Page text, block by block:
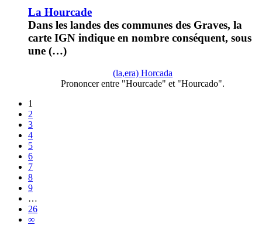
La Hourcade
Dans les landes des communes des Graves, la
carte IGN indique en nombre conséquent, sous
une (…)
(la,era) Horcada
Prononcer entre "Hourcade" et "Hourcado".
1
2
3
4
5
6
7
8
9
…
26
∞